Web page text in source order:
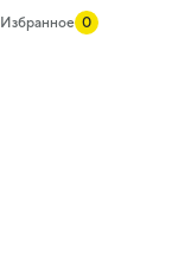
Избранное 0